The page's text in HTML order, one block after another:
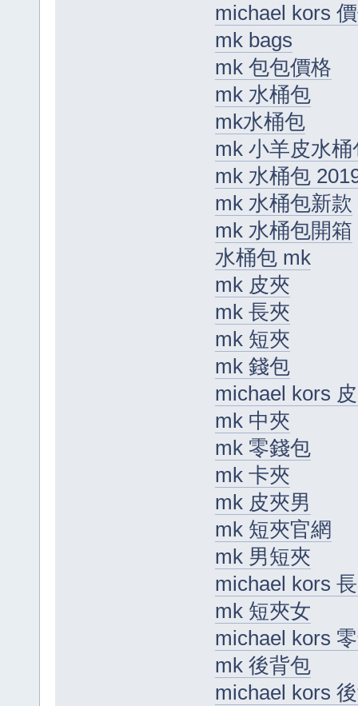
michael kors
mk bags
mk 包包價格
mk 水桶包
mk水桶包
mk 小羊皮水桶
mk 水桶包
mk 水桶包新款
mk 水桶包開箱
水桶包 mk
mk 皮夾
mk 長夾
mk 短夾
mk 錢包
michael kors
mk 中夾
mk 零錢包
mk 卡夾
mk 皮夾男
mk 短夾官網
mk 男短夾
michael kors
mk 短夾女
michael kors
mk 後背包
michael kors